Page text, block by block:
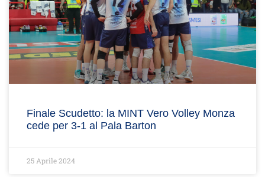
Finale Scudetto: la MINT Vero Volley Monza
cede per 3-1 al Pala Barton
25 Aprile 2024